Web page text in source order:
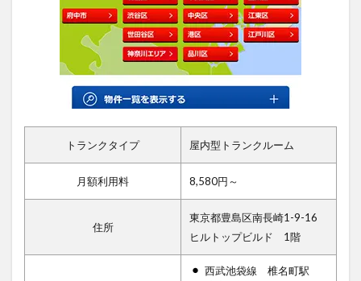
トランクタイプ 屋内型トランクルーム
月額利用料 8,580円～
住所
東京都豊島区南長崎1-9-16
ヒルトップビルド 1階
西武池袋線 椎名町駅